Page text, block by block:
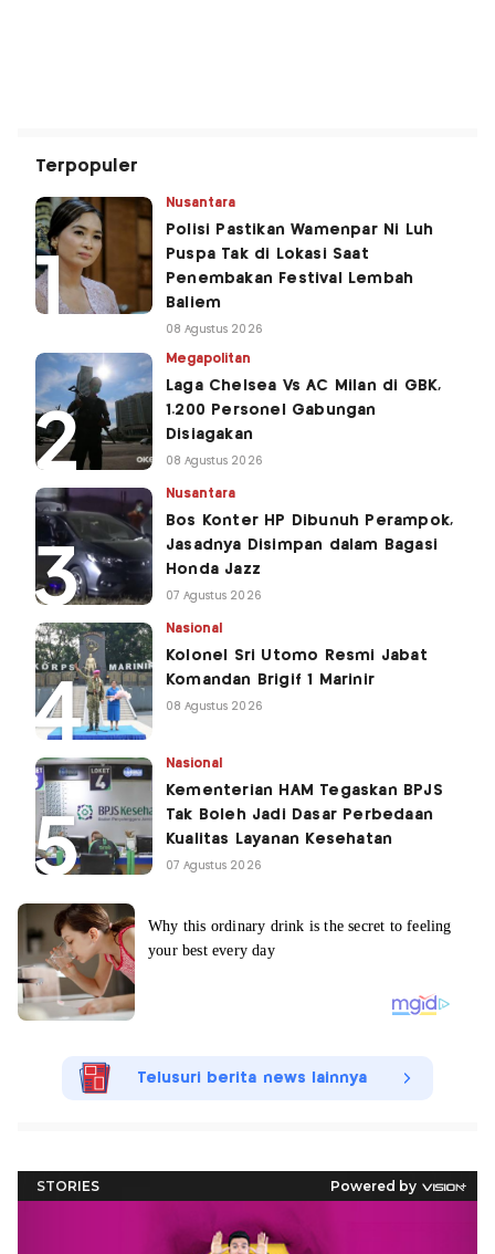
Terpopuler
Nusantara
Polisi Pastikan Wamenpar Ni Luh
Puspa Tak di Lokasi Saat
Penembakan Festival Lembah
Baliem
08 Agustus 2026
Megapolitan
Laga Chelsea Vs AC Milan di GBK,
1.200 Personel Gabungan
Disiagakan
08 Agustus 2026
Nusantara
Bos Konter HP Dibunuh Perampok,
Jasadnya Disimpan dalam Bagasi
Honda Jazz
07 Agustus 2026
Nasional
Kolonel Sri Utomo Resmi Jabat
Komandan Brigif 1 Marinir
08 Agustus 2026
Nasional
Kementerian HAM Tegaskan BPJS
Tak Boleh Jadi Dasar Perbedaan
Kualitas Layanan Kesehatan
07 Agustus 2026
Telusuri berita news lainnya